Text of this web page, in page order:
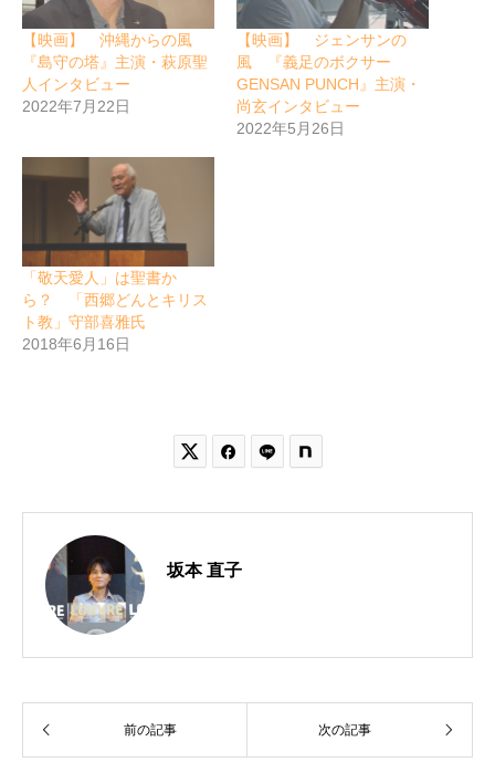
【映画】 沖縄からの風
『島守の塔』主演・萩原聖
人インタビュー
2022年7月22日
【映画】 ジェンサンの
風 『義足のボクサー
GENSAN PUNCH』主演・
尚玄インタビュー
2022年5月26日
「敬天愛人」は聖書か
ら？ 「西郷どんとキリス
ト教」守部喜雅氏
2018年6月16日
 
坂本 直子
前の記事 次の記事